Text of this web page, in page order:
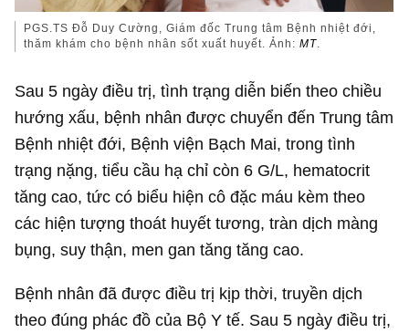
PGS.TS Đỗ Duy Cường, Giám đốc Trung tâm Bệnh nhiệt đới,
thăm khám cho bệnh nhân sốt xuất huyết. Ảnh:MT.
Sau 5 ngày điều trị, tình trạng diễn biến theo chiều
hướng xấu, bệnh nhân được chuyển đến Trung tâm
Bệnh nhiệt đới, Bệnh viện Bạch Mai, trong tình
trạng nặng, tiểu cầu hạ chỉ còn 6 G/L, hematocrit
tăng cao, tức có biểu hiện cô đặc máu kèm theo
các hiện tượng thoát huyết tương, tràn dịch màng
bụng, suy thận, men gan tăng tăng cao.
Bệnh nhân đã được điều trị kịp thời, truyền dịch
theo đúng phác đồ của Bộ Y tế. Sau 5 ngày điều trị,